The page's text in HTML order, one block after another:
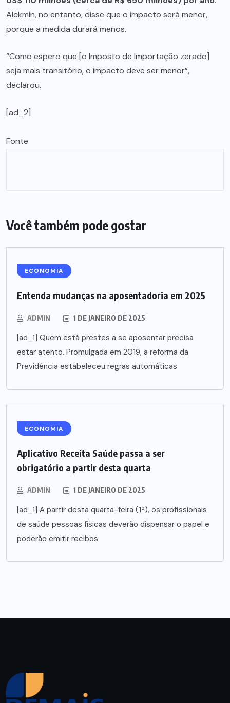
Alckmin, no entanto, disse que o impacto será menor,
porque a medida durará menos.
“Como espero que [o Imposto de Importação zerado]
seja mais transitório, o impacto deve ser menor”,
declarou.
[ad_2]
Fonte
Você também pode gostar
ECONOMIA
Entenda mudanças na aposentadoria em 2025
ADMIN 1 DE JANEIRO DE 2025
[ad_1] Quem está prestes a se aposentar precisa
estar atento. Promulgada em 2019, a reforma da
Previdência estabeleceu regras automáticas
ECONOMIA
Aplicativo Receita Saúde passa a ser
obrigatório a partir desta quarta
ADMIN 1 DE JANEIRO DE 2025
[ad_1] A partir desta quarta-feira (1º), os profissionais
de saúde pessoas físicas deverão dispensar o papel e
poderão emitir recibos